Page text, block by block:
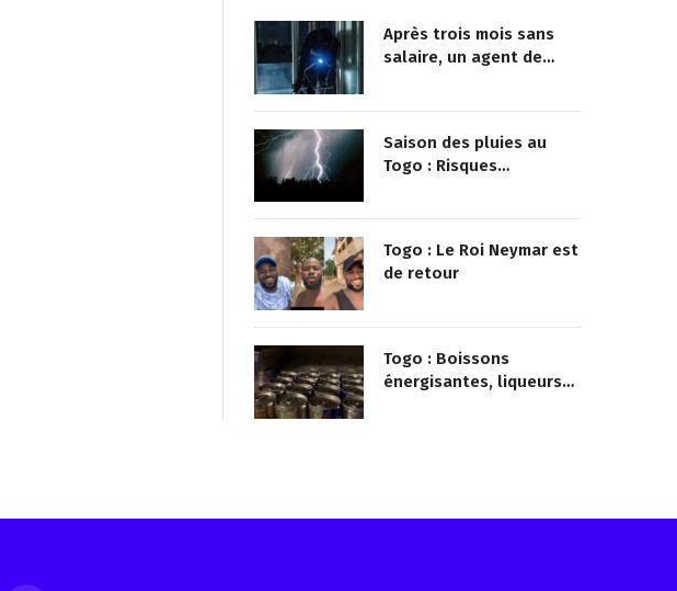
Après trois mois sans
salaire, un agent de
Saison des pluies au
Togo : Risques
Togo : Le Roi Neymar est
de retour
Togo : Boissons
énergisantes, liqueurs